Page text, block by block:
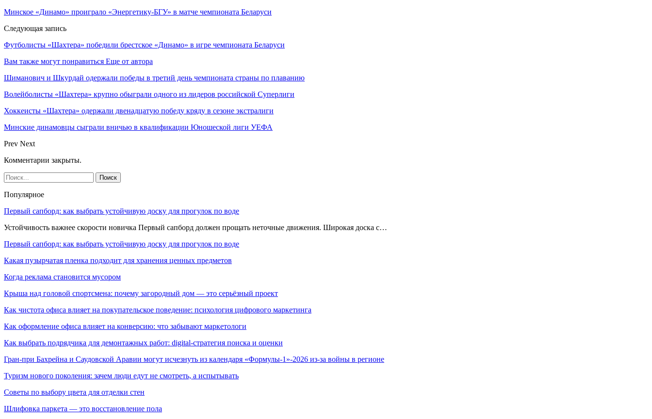
Минское «Динамо» проиграло «Энергетику-БГУ» в матче чемпионата Беларуси
Следующая запись
Футболисты «Шахтера» победили брестское «Динамо» в игре чемпионата Беларуси
Вам также могут понравиться Еще от автора
Шиманович и Шкурдай одержали победы в третий день чемпионата страны по плаванию
Волейболисты «Шахтера» крупно обыграли одного из лидеров российской Суперлиги
Хоккеисты «Шахтера» одержали двенадцатую победу кряду в сезоне экстралиги
Минские динамовцы сыграли вничью в квалификации Юношеской лиги УЕФА
Prev Next
Комментарии закрыты.
Популярное
Первый сапборд: как выбрать устойчивую доску для прогулок по воде
Устойчивость важнее скорости новичка Первый сапборд должен прощать неточные движения. Широкая доска с…
Первый сапборд: как выбрать устойчивую доску для прогулок по воде
Какая пузырчатая пленка подходит для хранения ценных предметов
Когда реклама становится мусором
Крыша над головой спортсмена: почему загородный дом — это серьёзный проект
Как чистота офиса влияет на покупательское поведение: психология цифрового маркетинга
Как оформление офиса влияет на конверсию: что забывают маркетологи
Как выбрать подрядчика для демонтажных работ: digital-стратегия поиска и оценки
Гран-при Бахрейна и Саудовской Аравии могут исчезнуть из календаря «Формулы-1»-2026 из-за войны в регионе
Туризм нового поколения: зачем люди едут не смотреть, а испытывать
Советы по выбору цвета для отделки стен
Шлифовка паркета — это восстановление пола